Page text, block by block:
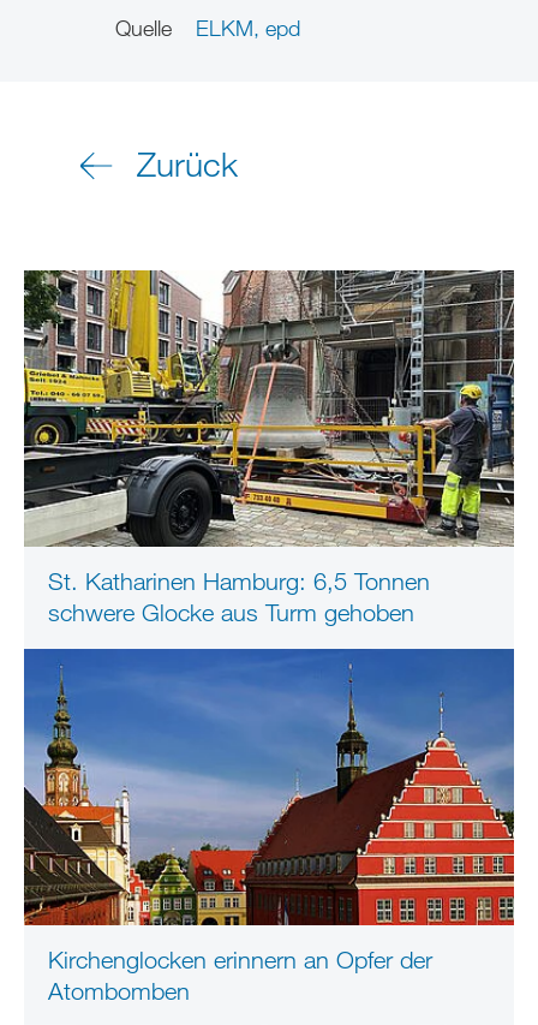
Quelle
ELKM, epd
Zurück
St. Katharinen Hamburg: 6,5 Tonnen
schwere Glocke aus Turm gehoben
Kirchenglocken erinnern an Opfer der
Atombomben